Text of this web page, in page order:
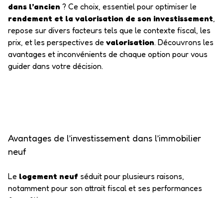
dans l’ancien ? Ce choix, essentiel pour optimiser le
rendement et la valorisation de son investissement
repose sur divers facteurs tels que le contexte fiscal, les
prix, et les perspectives de valorisation. Découvrons les
avantages et inconvénients de chaque option pour vous
guider dans votre décision.
Avantages de l’investissement dans l’immobilier
neuf
Le logement neuf séduit pour plusieurs raisons,
notamment pour son attrait fiscal et ses performances